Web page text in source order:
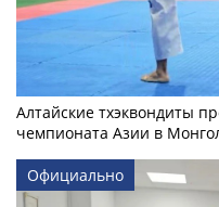
Алтайские тхэквондиты
чемпионата Азии в
Официально